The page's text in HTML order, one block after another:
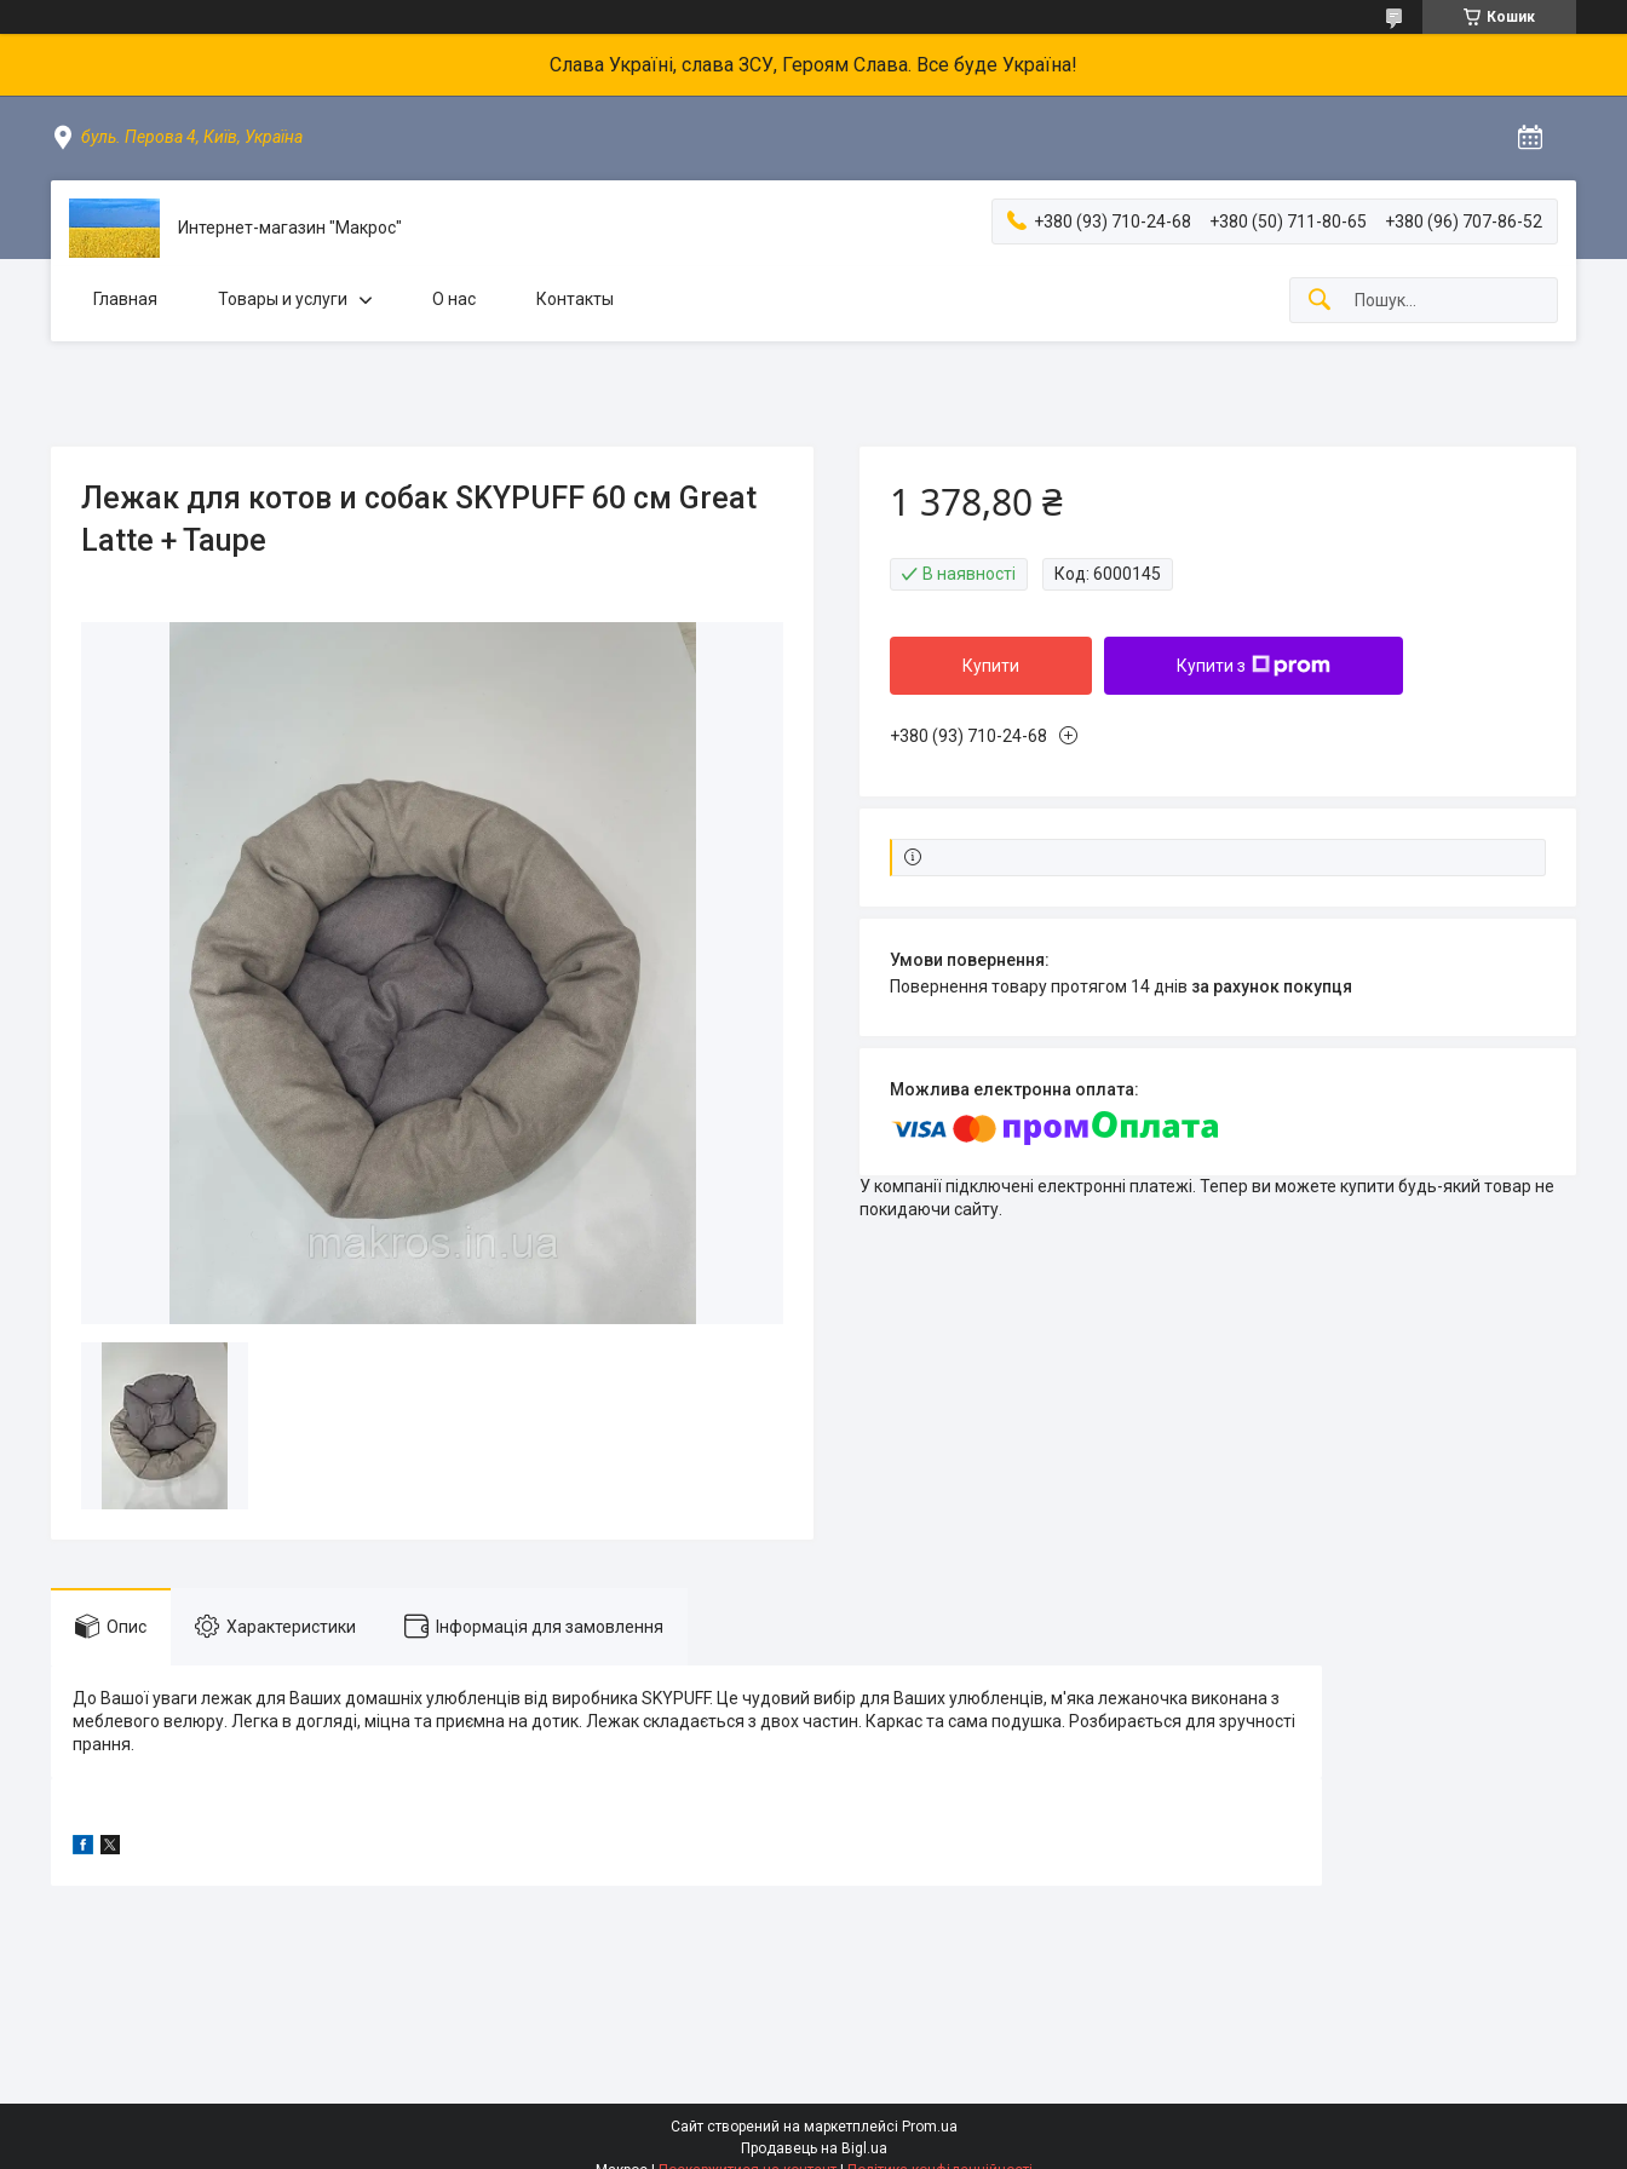
Кошик
Слава Україні, слава ЗСУ, Героям Слава. Все буде Україна!
буль. Перова 4, Київ, Україна
Интернет-магазин "Макрос" +380 (93) 710-24-68 +380 (50) 711-80-65 +380 (96) 707-86-52
Главная Товары и услуги О нас Контакты
Лежак для котов и собак SKYPUFF 60 см Great
Latte + Taupe
1 378,80 ₴
В наявності Код: 6000145
Купити Купити з
+380 (93) 710-24-68
повернення товару протягом 14 днів за рахунок покупця
У компанії підключені електронні платежі. Тепер ви можете купити будь-який товар не
покидаючи сайту.
Опис Характеристики Інформація для замовлення
До Вашої уваги лежак для Ваших домашніх улюбленців від виробника SKYPUFF. Це чудовий вибір для Ваших улюбленців, м'яка лежаночка виконана з
меблевого велюру. Легка в догляді, міцна та приємна на дотик. Лежак складається з двох частин. Каркас та сама подушка. Розбирається для зручності
прання.
Сайт створений на маркетплейсі Prom.ua
Продавець на Bigl.ua